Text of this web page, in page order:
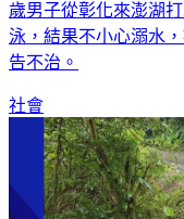
歲男子從彰化來澎湖
泳，結果不小心溺水
告不治。
社會